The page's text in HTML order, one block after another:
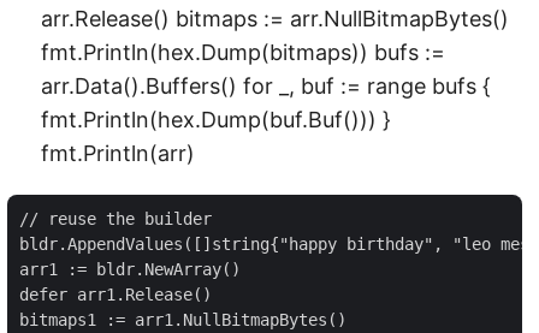
arr.Release() bitmaps := arr.NullBitmapBytes()
fmt.Println(hex.Dump(bitmaps)) bufs :=
arr.Data().Buffers() for _, buf := range bufs {
fmt.Println(hex.Dump(buf.Buf())) }
fmt.Println(arr)
// reuse the builder
bldr.AppendValues([]string{"happy birthday", "leo
arr1 := bldr.NewArray()
defer arr1.Release()
bitmaps1 := arr1.NullBitmapBytes()